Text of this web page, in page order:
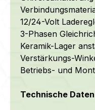
12/24-Volt
3-Phasen
Keramik-Lager
Verstärkungs-
Betriebs- und
Technische